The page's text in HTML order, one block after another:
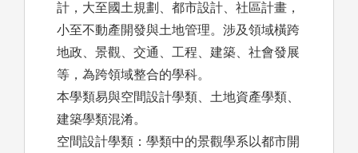
計，大至國土規劃、都市設計、社區計畫，
小至不動產開發與土地管理。涉及領域橫跨
地政、景觀、交通、工程、建築、社會發展
等，為跨領域整合的學科。
本學類易與空間設計學類、土地資產學類、
建築學類混淆。
空間設計學類：學類中的景觀學系以都市開